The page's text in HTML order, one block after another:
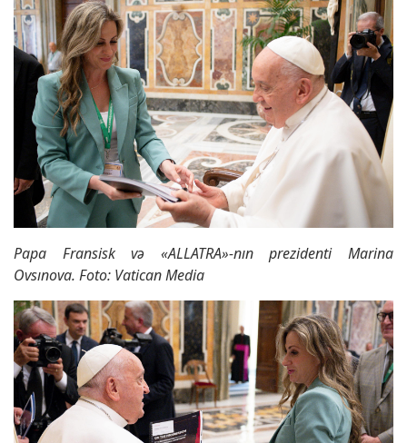
Papa Fransisk və «ALLATRA»-nın prezidenti Marina
Ovsınova. Foto: Vatican Media